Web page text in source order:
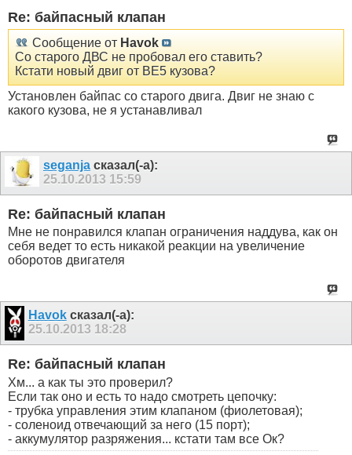
Re: байпасный клапан
Сообщение от Havok
Со старого ДВС не пробовал его ставить?
Кстати новый двиг от BE5 кузова?
Установлен байпас со старого двига. Двиг не знаю с
какого кузова, не я устанавливал
seganja сказал(-а):
25.10.2013 15:59
Re: байпасный клапан
Мне не понравился клапан ограничения наддува, как он
себя ведет то есть никакой реакции на увеличение
оборотов двигателя
Havokсказал(-а):
25.10.2013 18:28
Re: байпасный клапан
Хм... а как ты это проверил?
Если так оно и есть то надо смотреть цепочку:
- трубка управления этим клапаном (фиолетовая);
- соленоид отвечающий за него (15 порт);
- аккумулятор разряжения... кстати там все Ок?